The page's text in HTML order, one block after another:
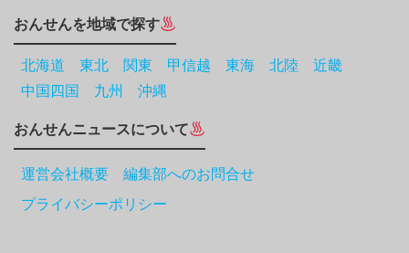
おんせんを地域で探す
北海道 東北 関東 甲信越 東海 北陸
近畿
中国四国
九州 沖縄
おんせんニュースについて
運営会社概要 編集部へのお問合せ
プライバシーポリシー